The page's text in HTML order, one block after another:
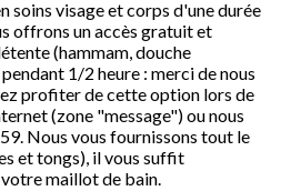
soins visage et corps d'une durée
offrons un accès gratuit et
(hammam, douche
1/2 heure : merci de nous
profiter de cette option lors de
(zone "message") ou nous
Nous vous fournissons tout le
et tongs), il vous suffit
maillot de bain.